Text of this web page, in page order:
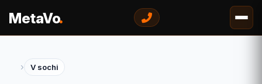
MetaVo.
› V sochi